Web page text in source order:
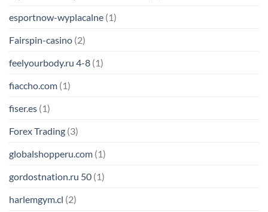
esportnow-wyplacalne (1)
Fairspin-casino (2)
feelyourbody.ru 4-8 (1)
fiaccho.com (1)
fiser.es (1)
Forex Trading (3)
globalshopperu.com (1)
gordostnation.ru 50 (1)
harlemgym.cl (2)